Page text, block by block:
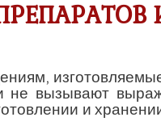
не вызывают
и